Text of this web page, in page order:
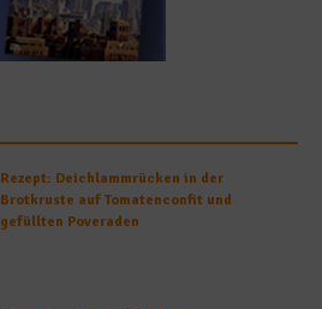
Rezept: Deichlammrücken in der
Brotkruste auf Tomatenconfit und
gefüllten Poveraden